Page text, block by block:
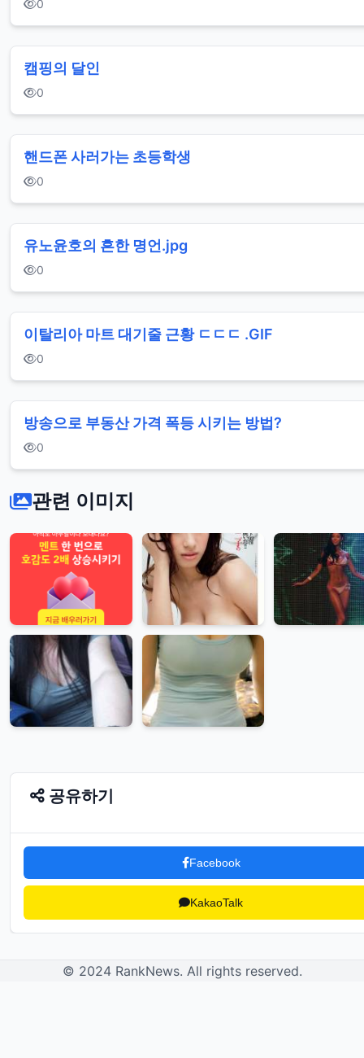
0
캠핑의 달인
0
핸드폰 사러가는 초등학생
0
유노윤호의 흔한 명언.jpg
0
이탈리아 마트 대기줄 근황 ㄷㄷㄷ .GIF
0
방송으로 부동산 가격 폭등 시키는 방법?
0
관련 이미지
공유하기
Facebook
KakaoTalk
© 2024 RankNews. All rights reserved.